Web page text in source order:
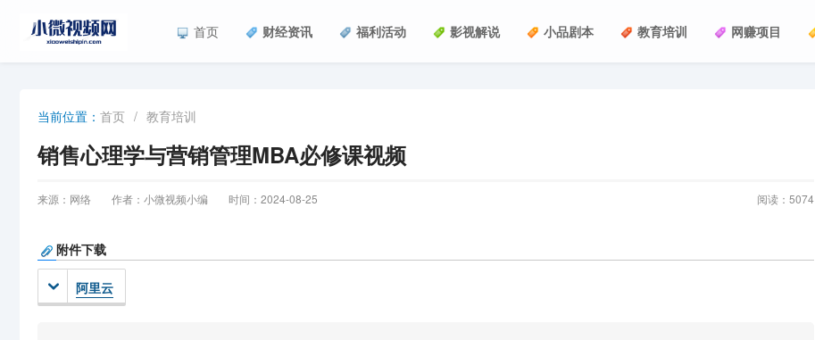
首页 财经资讯 福利活动 影视解说 小品剧本 教育培训 网赚项目
当前位置： 首页 / 教育培训
销售心理学与营销管理MBA必修课视频
来源：网络 作者：小微视频小编 时间：2024-08-25 阅读： 5074
附件下载
阿里云